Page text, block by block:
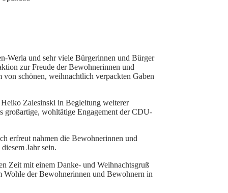
Werla und sehr viele Bürgerinnen und Bürger
zur Freude der Bewohnerinnen und
schönen, weihnachtlich verpackten Gaben
Zalesinski in Begleitung weiterer
großartige, wohltätige Engagement der CDU-
erfreut nahmen die Bewohnerinnen und
Jahr sein.
Zeit mit einem Danke- und Weihnachtsgruß
Wohle der Bewohnerinnen und Bewohnern in